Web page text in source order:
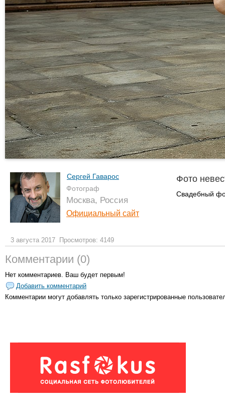
Сергей Гаварос
Фотограф
Москва, Россия
Официальный сайт
Фото
Свадебный
3 августа 2017 Просмотров: 4149
Комментарии (0)
Нет комментариев. Ваш будет первым!
Добавить комментарий
Комментарии могут добавлять только зарегистрированные